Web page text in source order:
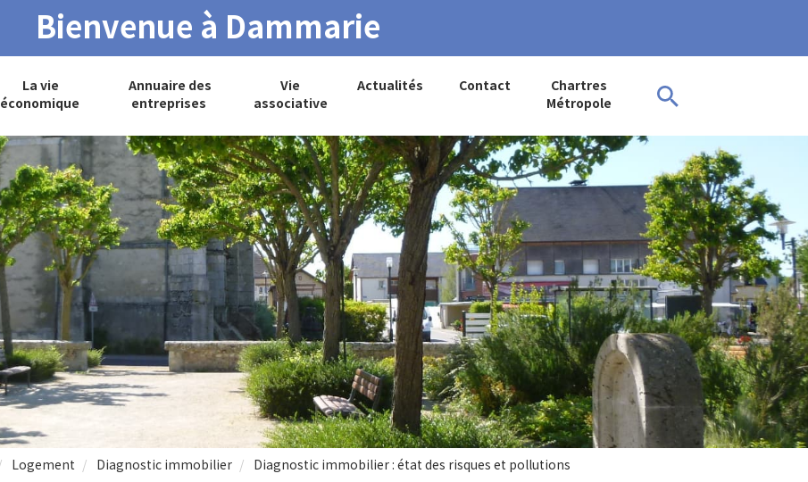
Bienvenue à Dammarie
La vie
économique
Annuaire des
entreprises
Vie
associative
Actualités Contact
Chartres
Métropole
Logement Diagnostic immobilier Diagnostic immobilier : état des risques et pollutions